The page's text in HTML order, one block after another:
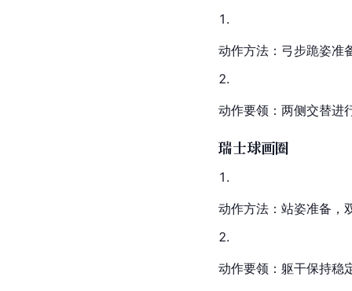
动作方法：弓步跪姿准
动作要领：两侧交替进
瑞士球画圈
动作方法：站姿准备，
动作要领：躯干保持稳